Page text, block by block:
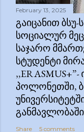
February 13, 2025
ᲒᲐᲘᲪᲐᲜᲘᲗ
ᲡᲝᲪᲘᲐᲚᲣᲠ
ᲡᲐᲯᲐᲠᲝ
ᲡᲢᲣᲓᲔᲜᲢᲘ
ᲞᲝᲚᲝᲜᲔᲗᲨᲘ,
Share 5 comments